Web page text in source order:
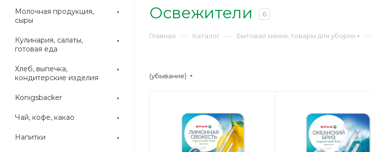
Молочная продукция,
сыры
Кулинария, салаты,
готовая еда
Хлеб, выпечка,
кондитерские изделия
Konigsbacker
Чай, кофе, какао
Напитки
Освежители 6
Главная — Каталог — Бытовая химия, товары для уборки —
(убывание)